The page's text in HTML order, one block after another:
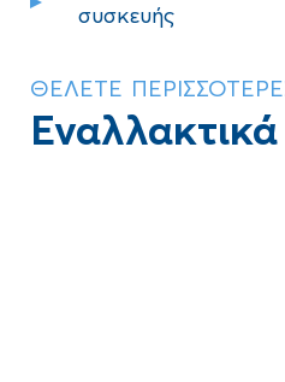
συσκευής
ΘΕΛΕΤΕ